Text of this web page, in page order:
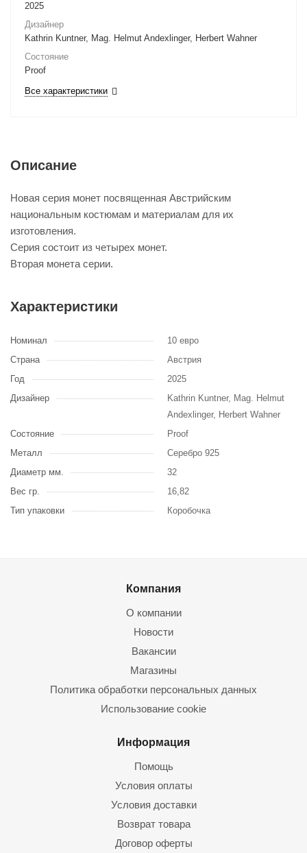
2025
Дизайнер
Kathrin Kuntner, Mag. Helmut Andexlinger, Herbert Wahner
Состояние
Proof
Все характеристики
Описание
Новая серия монет посвященная Австрийским
национальным костюмам и материалам для их
изготовления.
Серия состоит из четырех монет.
Вторая монета серии.
Характеристики
Номинал
10 евро
Страна
Австрия
Год
2025
Дизайнер
Kathrin Kuntner, Mag. Helmut
Andexlinger, Herbert Wahner
Состояние
Proof
Металл
Серебро 925
Диаметр мм.
32
Вес гр.
16,82
Тип упаковки
Коробочка
Компания
О компании
Новости
Вакансии
Магазины
Политика обработки персональных данных
Использование cookie
Информация
Помощь
Условия оплаты
Условия доставки
Возврат товара
Договор оферты